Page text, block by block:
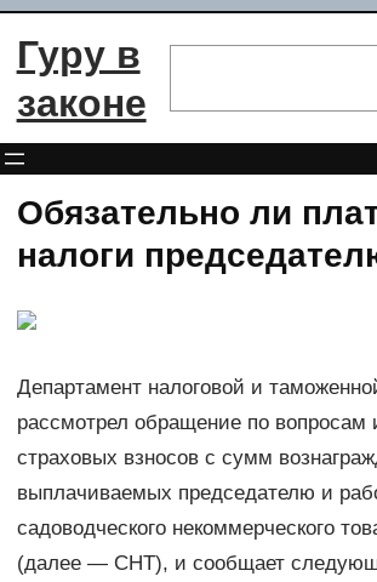
Перейти
Гуру в
законе
Обязательно ли
налоги
Департамент налоговой и
рассмотрел обращение по вопросам
страховых взносов с сумм
выплачиваемых председателю и
садоводческого некоммерческого
(далее — CHТ), и сообщает